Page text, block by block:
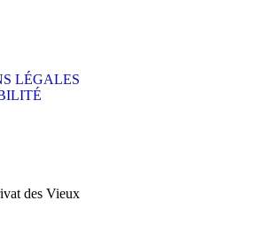
LÉGALES
des Vieux​